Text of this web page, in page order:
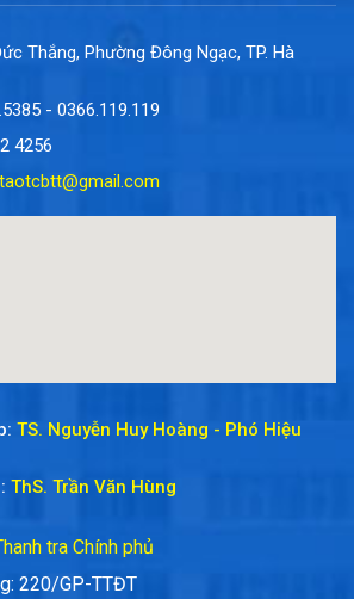
Thắng, Phường Đông Ngạc, TP. Hà
- 0366.119.119
4256
TS. Nguyễn Huy Hoàng - Phó Hiệu
ThS. Trần Văn Hùng
tra Chính phủ
220/GP-TTĐT